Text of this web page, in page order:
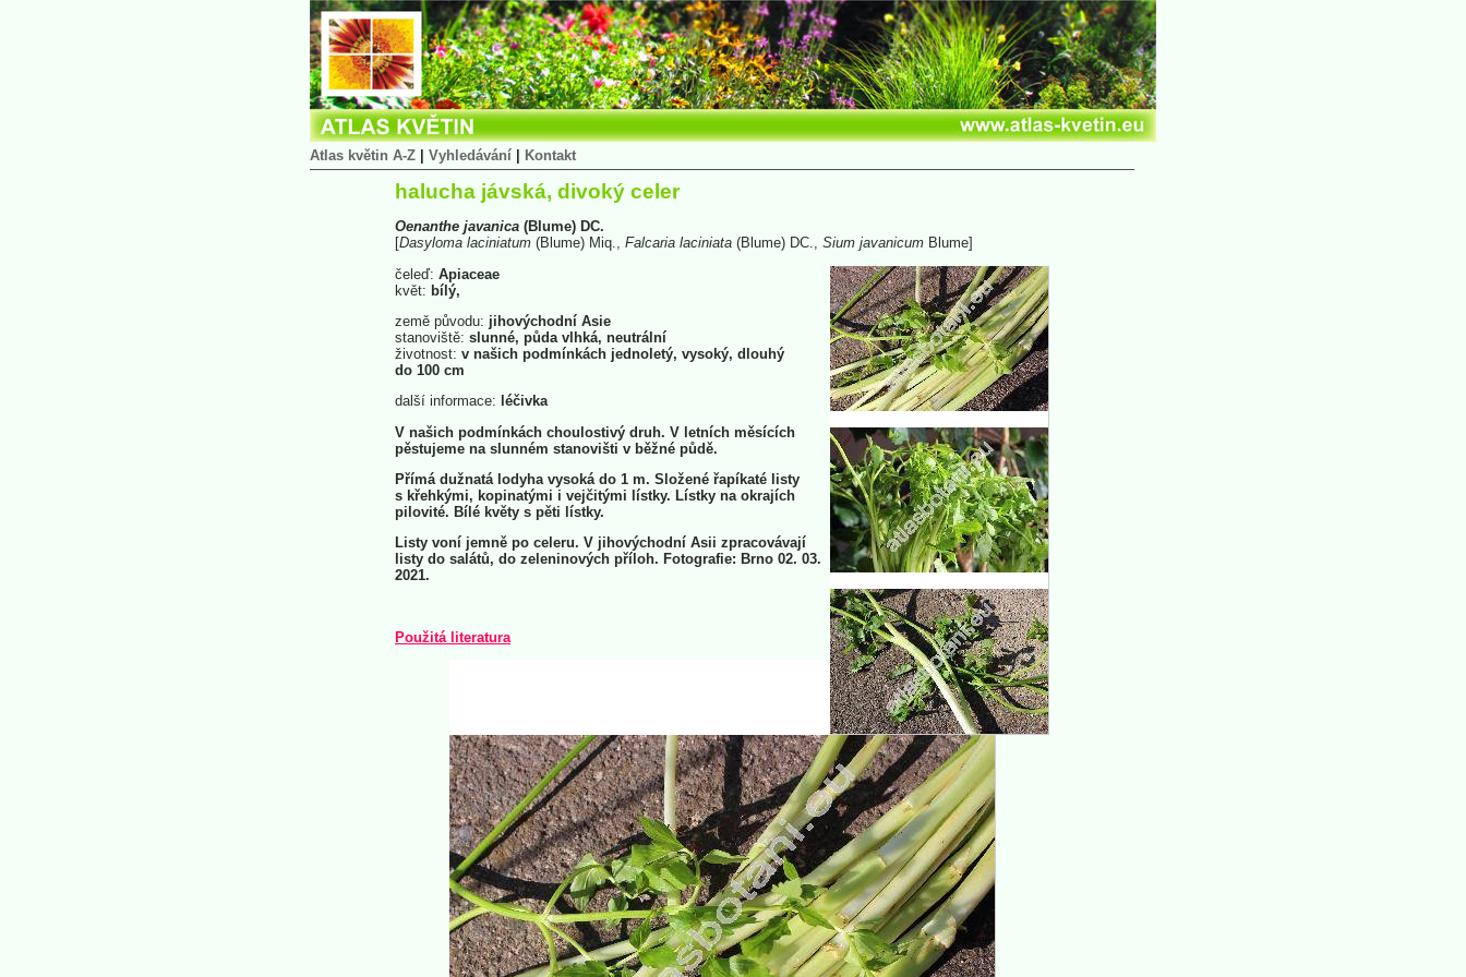
Atlas květin A-Z Vyhledávání Kontakt
halucha jávská, divoký celer
Oenanthe javanica (Blume) DC.
[Dasyloma laciniatum (Blume) Miq., Falcaria laciniata (Blume) DC., Sium javanicum Blume]
čeleď: Apiaceae
květ: bílý,
země původu: jihovýchodní Asie
stanoviště: slunné, půda vlhká, neutrální
životnost: v našich podmínkách jednoletý, vysoký, dlouhý
do 100 cm
další informace: léčivka
V našich podmínkách choulostivý druh. V letních měsících
pěstujeme na slunném stanovišti v běžné půdě.
Přímá dužnatá lodyha vysoká do 1 m. Složené řapíkaté listy
s křehkými, kopinatými i vejčitými lístky. Lístky na okrajích
pilovité. Bílé květy s pěti lístky.
Listy voní jemně po celeru. V jihovýchodní Asii zpracovávají
listy do salátů, do zeleninových příloh. Fotografie: Brno 02. 03.
2021.
Použitá literatura